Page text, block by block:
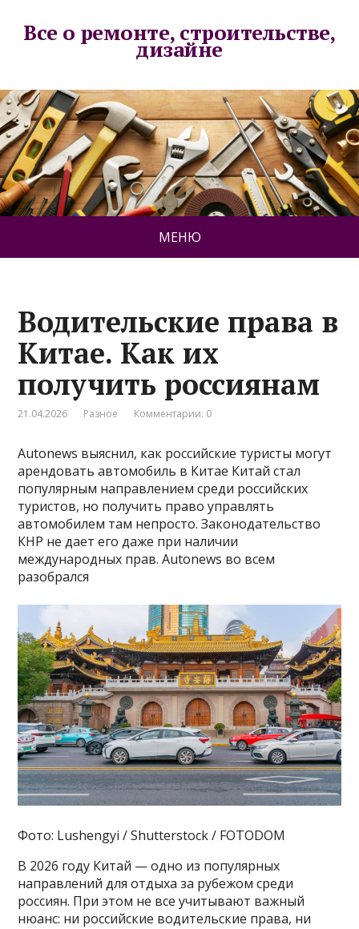
Все о ремонте, строительстве,
дизайне
МЕНЮ
Водительские права в
Китае. Как их
получить россиянам
21.04.2026 Разное Комментарии: 0
Autonews выяснил, как российские туристы могут
арендовать автомобиль в Китае Китай стал
популярным направлением среди российских
туристов, но получить право управлять
автомобилем там непросто. Законодательство
КНР не дает его даже при наличии
международных прав. Autonews во всем
разобрался
Фото: Lushengyi / Shutterstock / FOTODOM
В 2026 году Китай — одно из популярных
направлений для отдыха за рубежом среди
россиян. При этом не все учитывают важный
нюанс: ни российские водительские права, ни